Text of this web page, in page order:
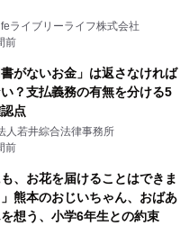
ライブリーライフ株式会社
前
書がないお金」は返さなければ
？支払義務の有無を分ける5
点
人若井綜合法律事務所
前
も、お花を届けることはできま
熊本のおじいちゃん、おばあ
想う、小学6年生との約束